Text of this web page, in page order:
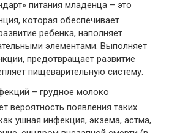
питания младенца – это
которая обеспечивает
ребенка, наполняет
элементами. Выполняет
предотвращает развитие
пищеварительную систему.
– грудное молоко
вероятность появления таких
ушная инфекция, экзема, астма,